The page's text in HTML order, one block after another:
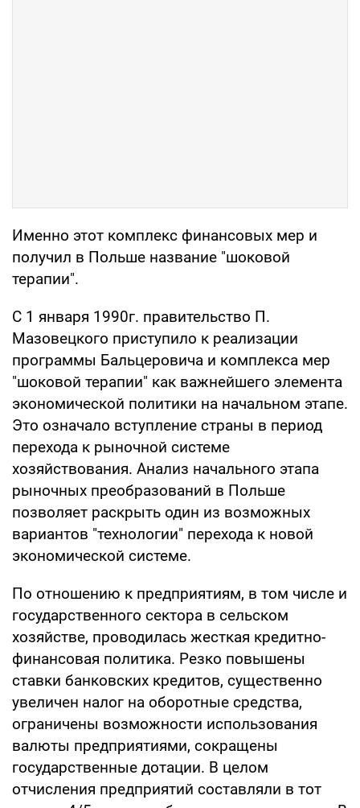
Именно этот комплекс финансовых мер и
получил в Польше название "шоковой
терапии".
С 1 января 1990г. правительство П.
Мазовецкого приступило к реализации
программы Бальцеровича и комплекса мер
"шоковой терапии" как важнейшего элемента
экономической политики на начальном этапе.
Это означало вступление страны в период
перехода к рыночной системе
хозяйствования. Анализ начального этапа
рыночных преобразований в Польше
позволяет раскрыть один из возможных
вариантов "технологии" перехода к новой
экономической системе.
По отношению к предприятиям, в том числе и
государственного сектора в сельском
хозяйстве, проводилась жесткая кредитно-
финансовая политика. Резко повышены
ставки банковских кредитов, существенно
увеличен налог на оборотные средства,
ограничены возможности использования
валюты предприятиями, сокращены
государственные дотации. В целом
отчисления предприятий составляли в тот